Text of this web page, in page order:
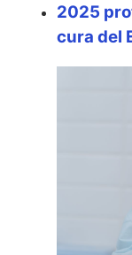
2025
cura del